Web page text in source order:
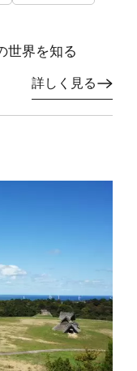
世界を知る
詳しく見る